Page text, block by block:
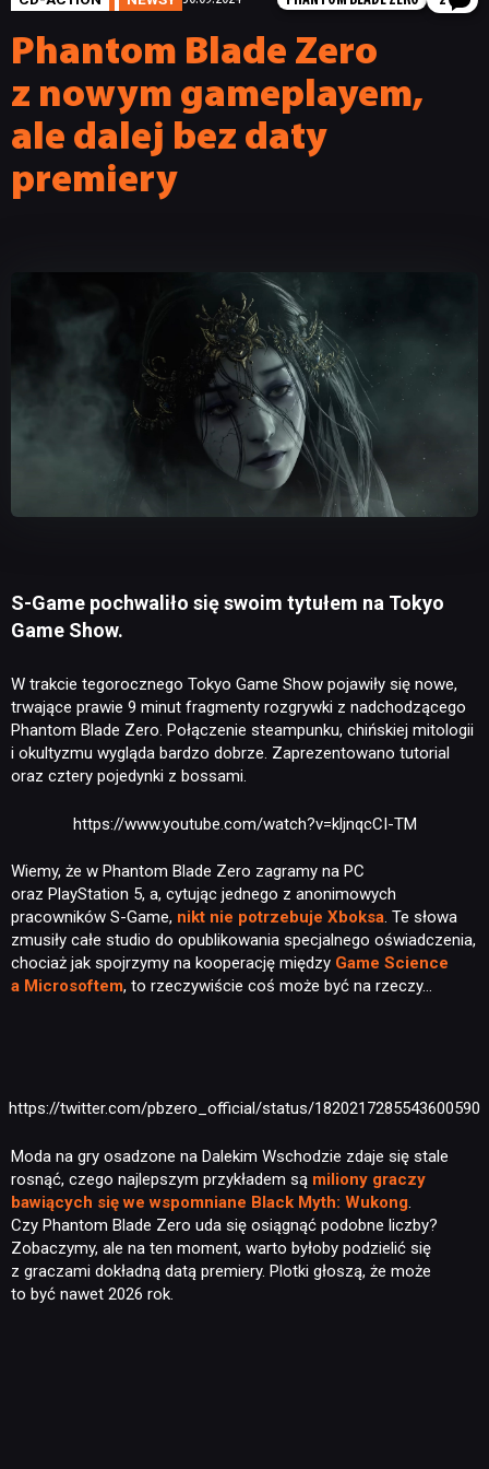
Phantom Blade Zero
z nowym gameplayem,
ale dalej bez daty
premiery
S-Game pochwaliło się swoim tytułem na Tokyo
Game Show.
W trakcie tegorocznego Tokyo Game Show pojawiły się nowe,
trwające prawie 9 minut fragmenty rozgrywki z nadchodzącego
Phantom Blade Zero. Połączenie steampunku, chińskiej mitologii
i okultyzmu wygląda bardzo dobrze. Zaprezentowano tutorial
oraz cztery pojedynki z bossami.
https://www.youtube.com/watch?v=kljnqcCI-TM
Wiemy, że w Phantom Blade Zero zagramy na PC
oraz PlayStation 5, a, cytując jednego z anonimowych
pracowników S-Game, nikt nie potrzebuje Xboksa. Te słowa
zmusiły całe studio do opublikowania specjalnego oświadczenia,
chociaż jak spojrzymy na kooperację między Game Science
a Microsoftem, to rzeczywiście coś może być na rzeczy…
https://twitter.com/pbzero_official/status/1820217285543600590
Moda na gry osadzone na Dalekim Wschodzie zdaje się stale
rosnąć, czego najlepszym przykładem są miliony graczy
bawiących się we wspomniane Black Myth: Wukong.
Czy Phantom Blade Zero uda się osiągnąć podobne liczby?
Zobaczymy, ale na ten moment, warto byłoby podzielić się
z graczami dokładną datą premiery. Plotki głoszą, że może
to być nawet 2026 rok.